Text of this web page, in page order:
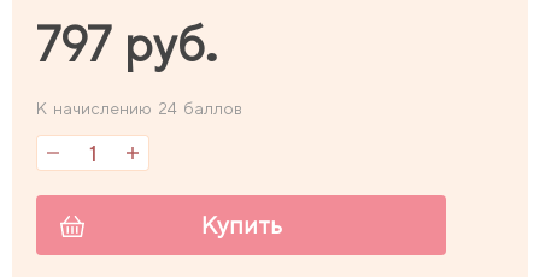
797 руб.
К начислению 24 баллов
Купить